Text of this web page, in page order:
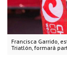
Francisca Garrido,
Triatlón, formará